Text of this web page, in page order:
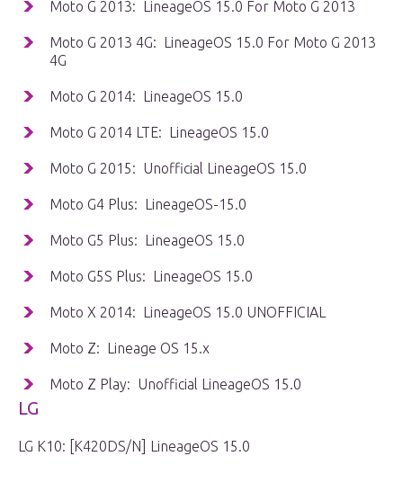
Moto G 2013: LineageOS 15.0 For Moto G 2013
Moto G 2013 4G: LineageOS 15.0 For Moto G 2013
4G
Moto G 2014: LineageOS 15.0
Moto G 2014 LTE: LineageOS 15.0
Moto G 2015: Unofficial LineageOS 15.0
Moto G4 Plus: LineageOS-15.0
Moto G5 Plus: LineageOS 15.0
Moto G5S Plus: LineageOS 15.0
Moto X 2014: LineageOS 15.0 UNOFFICIAL
Moto Z: Lineage OS 15.x
Moto Z Play: Unofficial LineageOS 15.0
LG
LG K10: [K420DS/N] LineageOS 15.0